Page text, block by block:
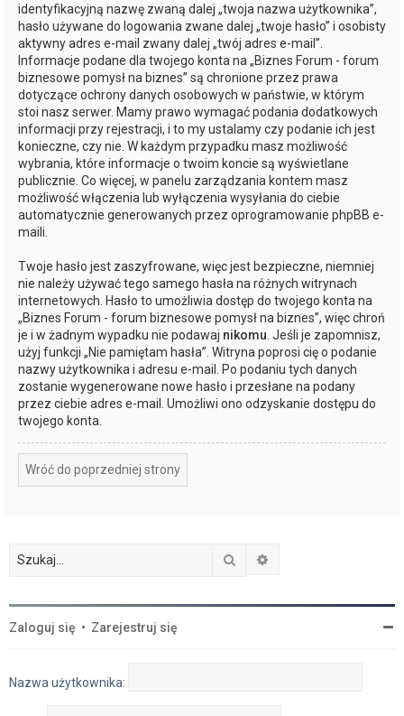
identyfikacyjną nazwę zwaną dalej „twoja nazwa użytkownika”,
hasło używane do logowania zwane dalej „twoje hasło” i osobisty
aktywny adres e-mail zwany dalej „twój adres e-mail”.
Informacje podane dla twojego konta na „Biznes Forum - forum
biznesowe pomysł na biznes” są chronione przez prawa
dotyczące ochrony danych osobowych w państwie, w którym
stoi nasz serwer. Mamy prawo wymagać podania dodatkowych
informacji przy rejestracji, i to my ustalamy czy podanie ich jest
konieczne, czy nie. W każdym przypadku masz możliwość
wybrania, które informacje o twoim koncie są wyświetlane
publicznie. Co więcej, w panelu zarządzania kontem masz
możliwość włączenia lub wyłączenia wysyłania do ciebie
automatycznie generowanych przez oprogramowanie phpBB e-
maili.
Twoje hasło jest zaszyfrowane, więc jest bezpieczne, niemniej
nie należy używać tego samego hasła na różnych witrynach
internetowych. Hasło to umożliwia dostęp do twojego konta na
„Biznes Forum - forum biznesowe pomysł na biznes”, więc chroń
je i w żadnym wypadku nie podawaj nikomu . Jeśli je zapomnisz,
użyj funkcji „Nie pamiętam hasła”. Witryna poprosi cię o podanie
nazwy użytkownika i adresu e-mail. Po podaniu tych danych
zostanie wygenerowane nowe hasło i przesłane na podany
przez ciebie adres e-mail. Umożliwi ono odzyskanie dostępu do
twojego konta.
Wróć do poprzedniej strony
Szukaj
Zaloguj się • Zarejestruj się
Nazwa użytkownika: